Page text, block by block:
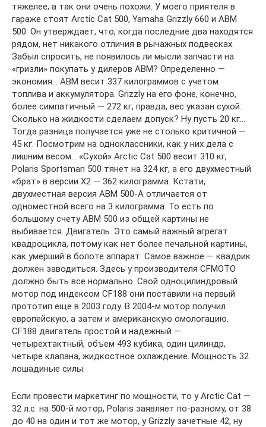
тяжелее, а так они очень похожи. У моего приятеля в
гараже стоят Arctic Cat 500, Yamaha Grizzly 660 и АВМ
500. Он утверждает, что, когда последние два находятся
рядом, нет никакого отличия в рычажных подвесках.
Забыл спросить, не появилось ли мысли запчасти на
«гризли» покупать у дилеров АВМ? Определенно —
экономия… АВМ весит 337 килограммов с учетом
топлива и аккумулятора. Grizzly на его фоне, конечно,
более симпатичный — 272 кг, правда, вес указан сухой.
Сколько на жидкости сделаем допуск? Ну пусть 20 кг…
Тогда разница получается уже не столько критичной —
45 кг. Посмотрим на одноклассники, как у них дела с
лишним весом… «Сухой» Arctic Cat 500 весит 310 кг,
Polaris Sportsman 500 тянет на 324 кг, а его двухместный
«брат» в версии Х2 — 362 килограмма. Кстати,
двухместная версия АВМ 500-А отличается от
одноместной всего на 3 килограмма. То есть по
большому счету АВМ 500 из общей картины не
выбивается. Двигатель. Это самый важный агрегат
квадроцикла, потому как нет более печальной картины,
как умерший в болоте аппарат. Самое важное — квадрик
должен заводиться. Здесь у производителя CFMOTO
должно быть все нормально. Свой одноцилиндровый
мотор под индексом CF188 они поставили на первый
прототип еще в 2003 году. В 2004-м мотор получил
европейскую, а затем и американскую омологацию.
CF188 двигатель простой и надежный —
четырехтактный, объем 493 кубика, один цилиндр,
четыре клапана, жидкостное охлаждение. Мощность 32
лошадиные силы.
Если провести маркетинг по мощности, то у Arctic Cat —
32 л.с. на 500-й мотор, Polaris заявляет по-разному, от 38
до 40 на один и тот же мотор, у Grizzly зачетные 42, ну